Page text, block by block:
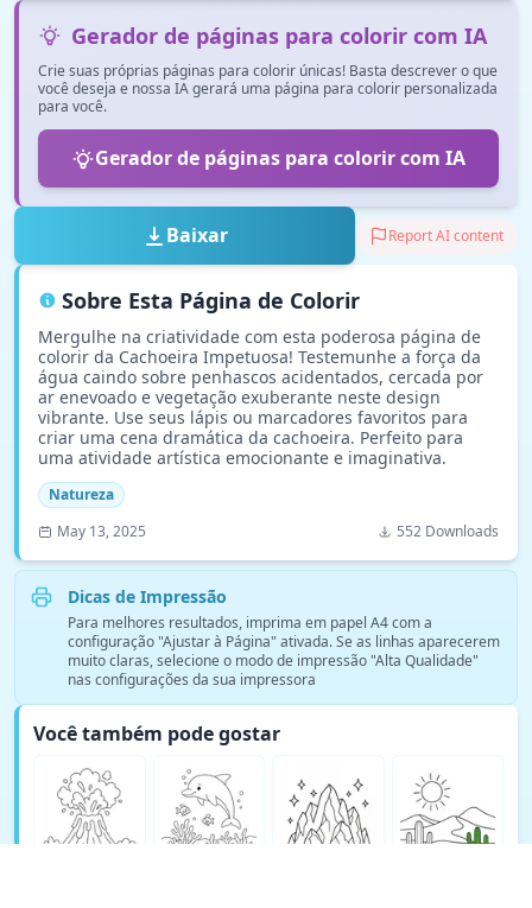
Gerador de páginas para colorir com IA
Crie suas próprias páginas para colorir únicas! Basta descrever o que
você deseja e nossa IA gerará uma página para colorir personalizada
para você.
Gerador de páginas para colorir com IA
Baixar Report AI content
Sobre Esta Página de Colorir
Mergulhe na criatividade com esta poderosa página de
colorir da Cachoeira Impetuosa! Testemunhe a força da
água caindo sobre penhascos acidentados, cercada por
ar enevoado e vegetação exuberante neste design
vibrante. Use seus lápis ou marcadores favoritos para
criar uma cena dramática da cachoeira. Perfeito para
uma atividade artística emocionante e imaginativa.
Natureza
May 13, 2025
552 Downloads
Dicas de Impressão
Para melhores resultados, imprima em papel A4 com a
configuração "Ajustar à Página" ativada. Se as linhas aparecerem
muito claras, selecione o modo de impressão "Alta Qualidade"
nas configurações da sua impressora
Você também pode gostar